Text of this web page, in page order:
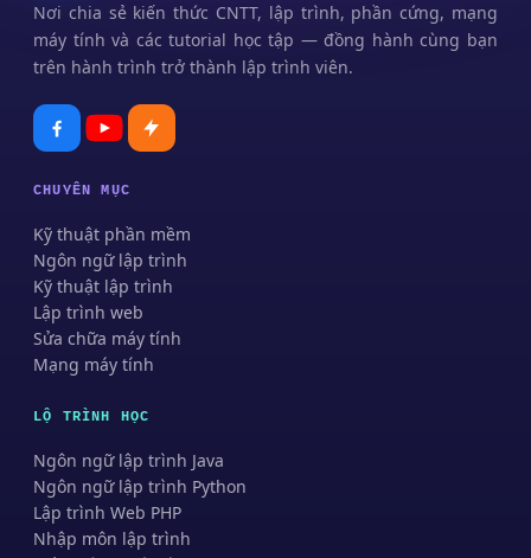
Nơi chia sẻ kiến thức CNTT, lập trình, phần cứng, mạng
máy tính và các tutorial học tập — đồng hành cùng bạn
trên hành trình trở thành lập trình viên.
CHUYÊN MỤC
Kỹ thuật phần mềm
Ngôn ngữ lập trình
Kỹ thuật lập trình
Lập trình web
Sửa chữa máy tính
Mạng máy tính
LỘ TRÌNH HỌC
Ngôn ngữ lập trình Java
Ngôn ngữ lập trình Python
Lập trình Web PHP
Nhập môn lập trình